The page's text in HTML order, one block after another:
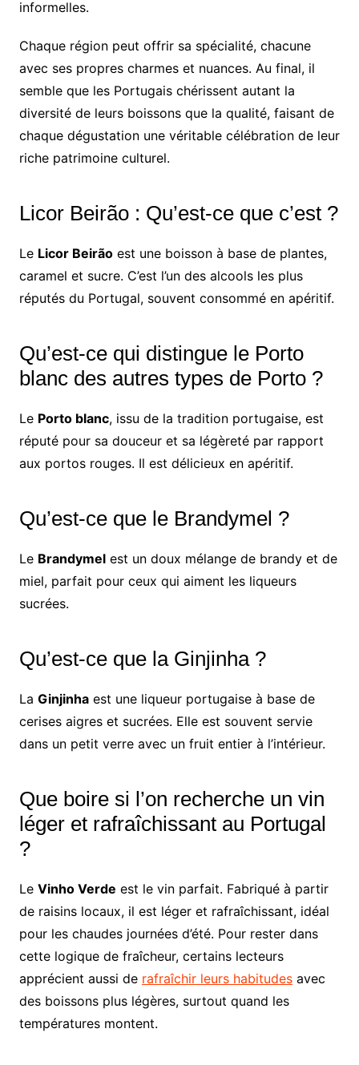
informelles.
Chaque région peut offrir sa spécialité, chacune
avec ses propres charmes et nuances. Au final, il
semble que les Portugais chérissent autant la
diversité de leurs boissons que la qualité, faisant de
chaque dégustation une véritable célébration de leur
riche patrimoine culturel.
Licor Beirão : Qu’est-ce que c’est ?
Le Licor Beirãoest une boisson à base de plantes,
caramel et sucre. C’est l’un des alcools les plus
réputés du Portugal, souvent consommé en apéritif.
Qu’est-ce qui distingue le Porto
blanc des autres types de Porto ?
Le Porto blanc, issu de la tradition portugaise, est
réputé pour sa douceur et sa légèreté par rapport
aux portos rouges. Il est délicieux en apéritif.
Qu’est-ce que le Brandymel ?
Le Brandymelest un doux mélange de brandy et de
miel, parfait pour ceux qui aiment les liqueurs
sucrées.
Qu’est-ce que la Ginjinha ?
La Ginjinhaest une liqueur portugaise à base de
cerises aigres et sucrées. Elle est souvent servie
dans un petit verre avec un fruit entier à l’intérieur.
Que boire si l’on recherche un vin
léger et rafraîchissant au Portugal
?
Le Vinho Verde est le vin parfait. Fabriqué à partir
de raisins locaux, il est léger et rafraîchissant, idéal
pour les chaudes journées d’été. Pour rester dans
cette logique de fraîcheur, certains lecteurs
apprécient aussi de rafraîchir leurs habitudesavec
des boissons plus légères, surtout quand les
températures montent.